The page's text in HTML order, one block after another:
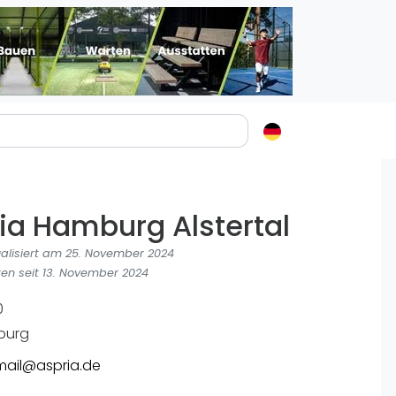
Hamburg Alstertal
am 25. November 2024
seit 13. November 2024